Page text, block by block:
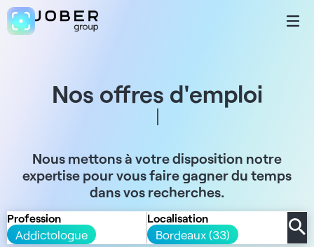
Nos offres d'emploi
Nous mettons à votre disposition notre
expertise pour vous faire gagner du temps
dans vos recherches.
Profession
Addictologue
Localisation
Bordeaux (33)